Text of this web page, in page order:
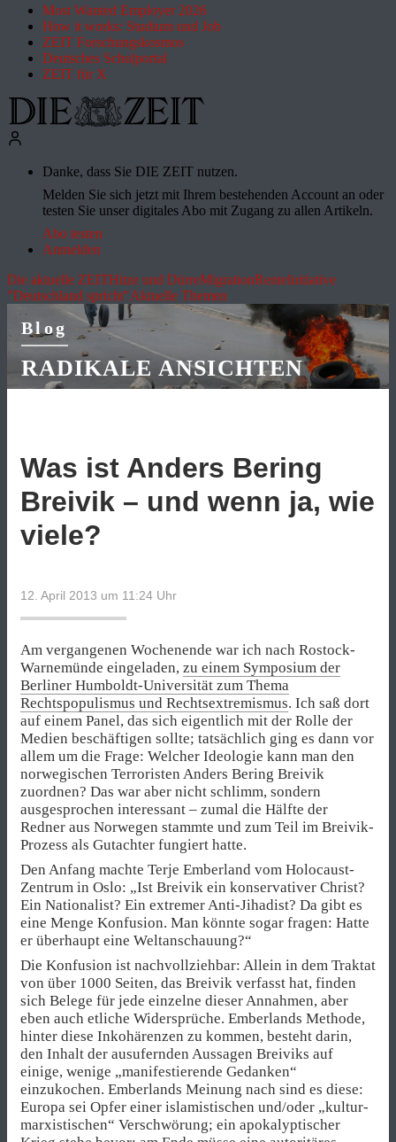
Most Wanted Employer 2026
How it works: Studium und Job
ZEIT Forschungskosmos
Deutsches Schulportal
ZEIT für X
Danke, dass Sie DIE ZEIT nutzen.
Melden Sie sich jetzt mit Ihrem bestehenden Account an oder
testen Sie unser digitales Abo mit Zugang zu allen Artikeln.
Abo testen
Anmelden
Die aktuelle ZEITHitze und DürreMigrationRenteInitiative
"Deutschland spricht"Aktuelle Themen
Blog
RADIKALE ANSICHTEN
Was ist Anders Bering
Breivik – und wenn ja, wie
viele?
12. April 2013 um 11:24 Uhr
Am vergangenen Wochenende war ich nach Rostock-
Warnemünde eingeladen, zu einem Symposium der
Berliner Humboldt-Universität zum Thema
Rechtspopulismus und Rechtsextremismus. Ich saß dort
auf einem Panel, das sich eigentlich mit der Rolle der
Medien beschäftigen sollte; tatsächlich ging es dann vor
allem um die Frage: Welcher Ideologie kann man den
norwegischen Terroristen Anders Bering Breivik
zuordnen? Das war aber nicht schlimm, sondern
ausgesprochen interessant – zumal die Hälfte der
Redner aus Norwegen stammte und zum Teil im Breivik-
Prozess als Gutachter fungiert hatte.
Den Anfang machte Terje Emberland vom Holocaust-
Zentrum in Oslo: „Ist Breivik ein konservativer Christ?
Ein Nationalist? Ein extremer Anti-Jihadist? Da gibt es
eine Menge Konfusion. Man könnte sogar fragen: Hatte
er überhaupt eine Weltanschauung?“
Die Konfusion ist nachvollziehbar: Allein in dem Traktat
von über 1000 Seiten, das Breivik verfasst hat, finden
sich Belege für jede einzelne dieser Annahmen, aber
eben auch etliche Widersprüche. Emberlands Methode,
hinter diese Inkohärenzen zu kommen, besteht darin,
den Inhalt der ausufernden Aussagen Breiviks auf
einige, wenige „manifestierende Gedanken“
einzukochen. Emberlands Meinung nach sind es diese:
Europa sei Opfer einer islamistischen und/oder „kultur-
marxistischen“ Verschwörung; ein apokalyptischer